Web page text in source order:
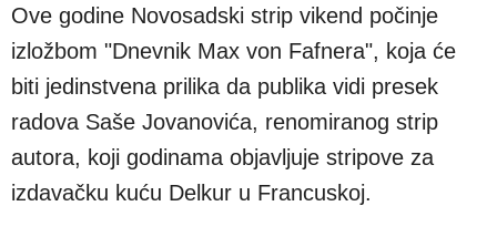
Ove godine Novosadski strip vikend počinje
izložbom "Dnevnik Max von Fafnera", koja će
biti jedinstvena prilika da publika vidi presek
radova Saše Jovanovića, renomiranog strip
autora, koji godinama objavljuje stripove za
izdavačku kuću Delkur u Francuskoj.